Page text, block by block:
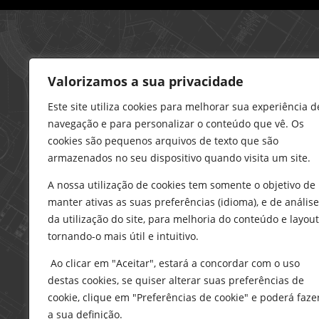
Valorizamos a sua privacidade
Este site utiliza cookies para melhorar sua experiência
navegação e para personalizar o conteúdo que vê. Os
cookies são pequenos arquivos de texto que são
armazenados no seu dispositivo quando visita um site.
A nossa utilização de cookies tem somente o objetivo de
manter ativas as suas preferências (idioma), e de análise
da utilização do site, para melhoria do conteúdo e
tornando-o mais útil e intuitivo.
Ao clicar em "Aceitar", estará a concordar com o uso
destas cookies, se quiser alterar suas preferências de
cookie, clique em "Preferências de cookie" e poderá
a sua definição.
21 296 0195
912 606 251
charneca@delarobia.pt
R. António Andrade, 1116
2820-287 • Charneca da Caparica
Loja – Tires
214 453 329
919 865 192
tires@delarobia.pt
Av. Amália Rodrigues, 190
2785-613 • São Domingos de Rana